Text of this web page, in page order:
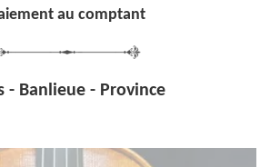
au comptant
- Banlieue - Province